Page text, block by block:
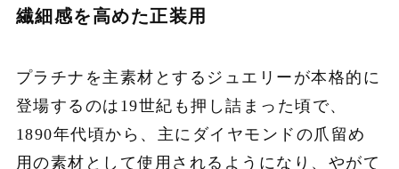
繊細感を高めた正装用
プラチナを主素材とするジュエリーが本格的に
登場するのは19世紀も押し詰まった頃で、
1890年代頃から、主にダイヤモンドの爪留め
用の素材として使用されるようになり、やがて